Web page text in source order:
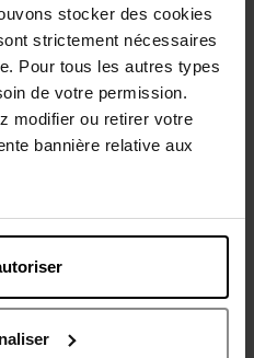
stocker des cookies
strictement nécessaires
Pour tous les autres types
de votre permission.
modifier ou retirer votre
bannière relative aux
?